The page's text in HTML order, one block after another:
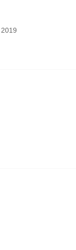
2019